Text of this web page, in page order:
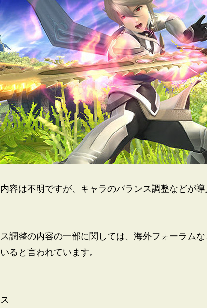
容は不明ですが、キャラのバランス調整などが導
調整の内容の一部に関しては、海外フォーラムな
ると言われています。